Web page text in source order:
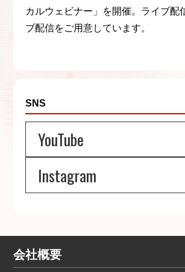
カルウェビナー」を開催。ライブ配
ブ配信をご用意しています。
SNS
YouTube
Instagram
会社概要